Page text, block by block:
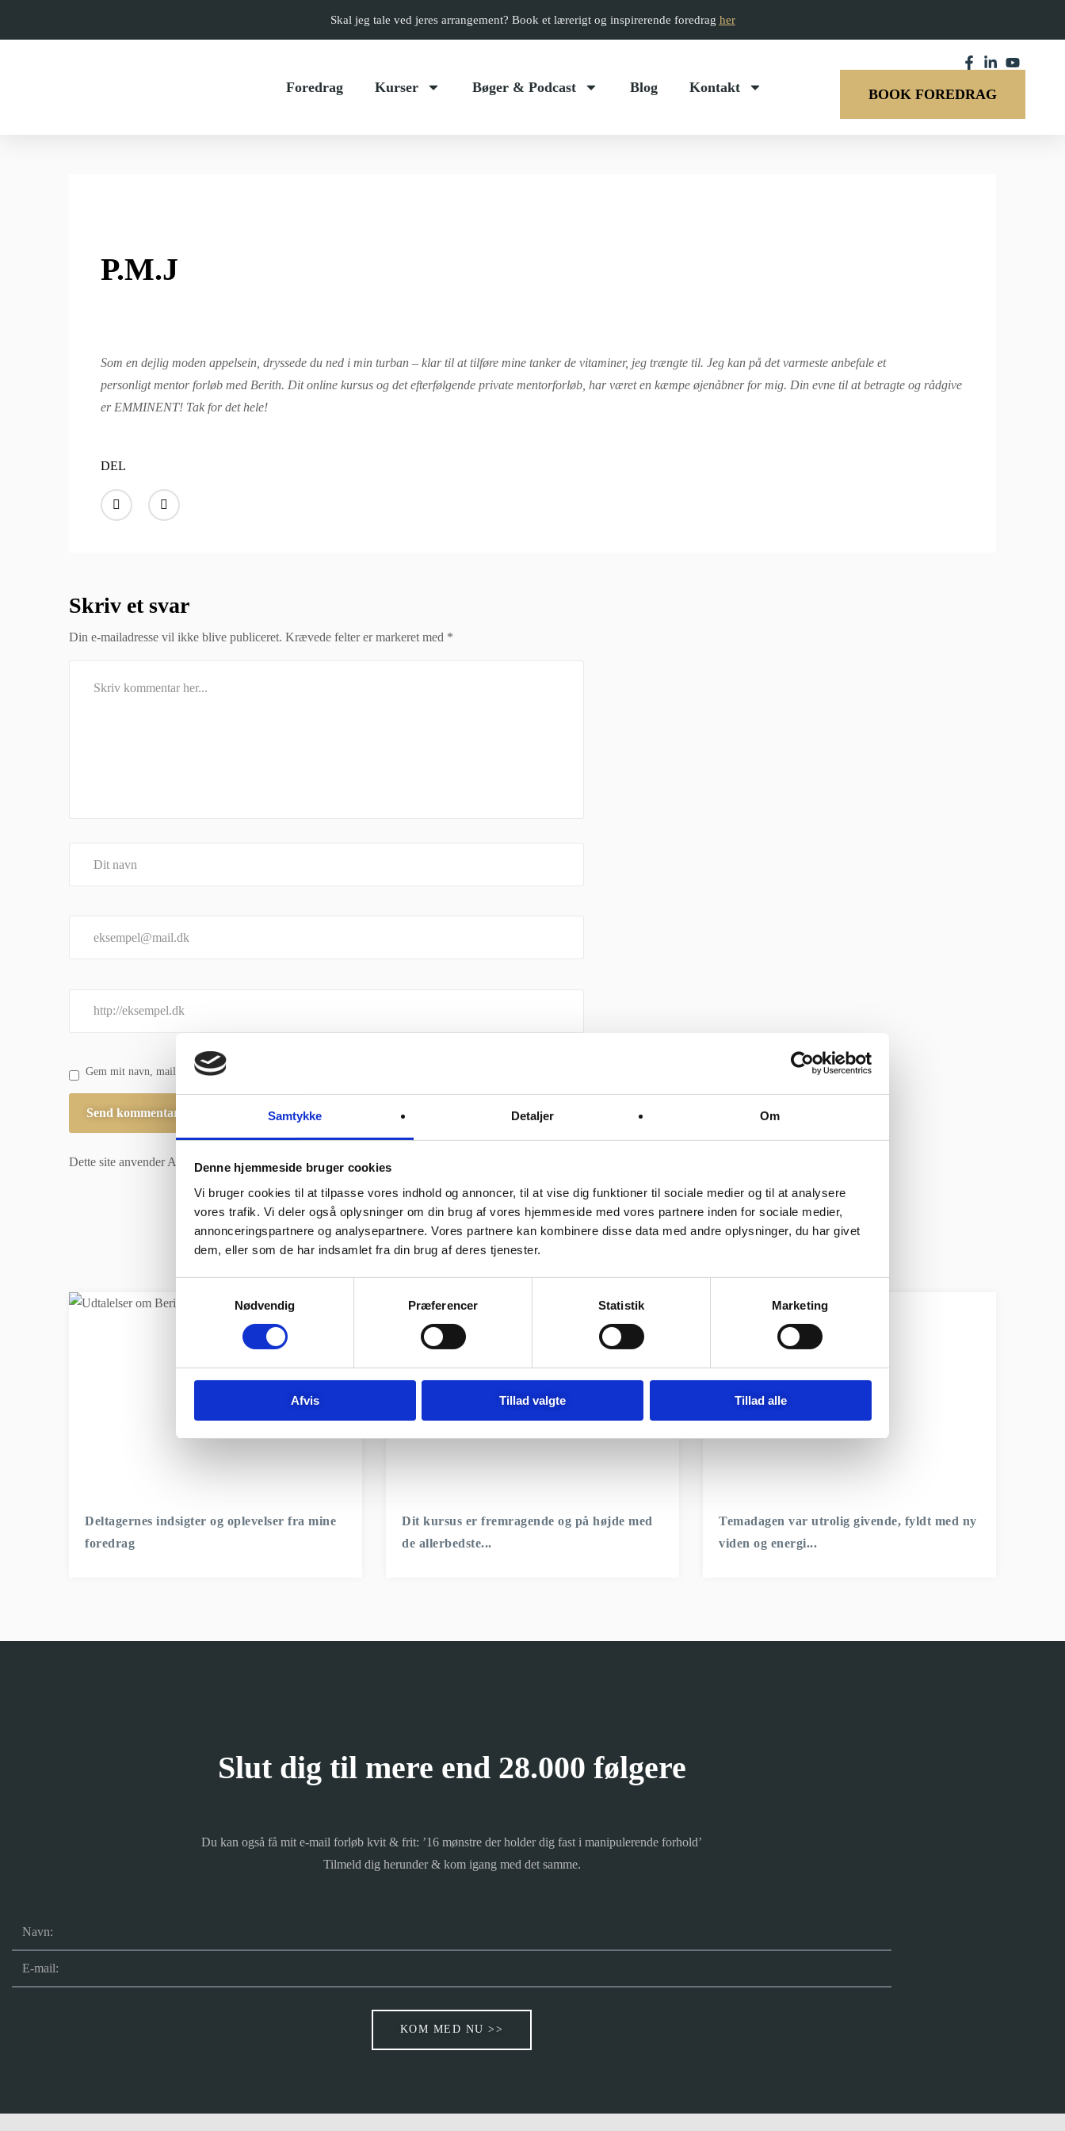
Samtykke Detaljer Om
Denne hjemmeside bruger cookies
Vi bruger cookies til at tilpasse vores indhold og annoncer, til at vise dig funktioner til sociale medier og til at analysere
vores trafik. Vi deler også oplysninger om din brug af vores hjemmeside med vores partnere inden for sociale medier,
annonceringspartnere og analysepartnere. Vores partnere kan kombinere disse data med andre oplysninger, du har givet
dem, eller som de har indsamlet fra din brug af deres tjenester.
Nødvendig
Præferencer Statistik Marketing
Afvis Tillad valgte Tillad alle
Skal jeg tale ved jeres arrangement? Book et lærerigt og inspirerende foredrag her
Foredrag Kurser Bøger & Podcast Blog Kontakt BOOK FOREDRAG
P.M.J
Som en dejlig moden appelsein, dryssede du ned i min turban – klar til at tilføre mine tanker de vitaminer, jeg trængte til. Jeg kan på det varmeste anbefale et
personligt mentor forløb med Berith. Dit online kursus og det efterfølgende private mentorforløb, har været en kæmpe øjenåbner for mig. Din evne til at betragte og rådgive
er EMMINENT! Tak for det hele!
DEL
Skriv et svar
Din e-mailadresse vil ikke blive publiceret. Krævede felter er markeret med *
Gem mit navn, mail og websted i denne browser til næste gang jeg kommenterer.
Dette site anvender Akismet til at reducere spam. Læs om hvordan din kommentar bliver behandlet
Du kan måske også lide
Deltagernes indsigter og oplevelser fra mine
foredrag
Dit kursus er fremragende og på højde med
de allerbedste...
Temadagen var utrolig givende, fyldt med ny
viden og energi...
Slut dig til mere end 28.000 følgere
Du kan også få mit e-mail forløb kvit & frit: ’16 mønstre der holder dig fast i manipulerende forhold’
Tilmeld dig herunder & kom igang med det samme.
KOM MED NU >>